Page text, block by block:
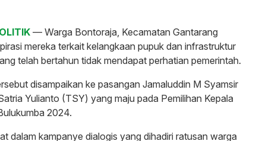
— Warga Bontoraja, Kecamatan Gantarang
mereka terkait kelangkaan pupuk dan infrastruktur
telah bertahun tidak mendapat perhatian pemerintah.
disampaikan ke pasangan Jamaluddin M Syamsir
Yulianto (TSY) yang maju pada Pemilihan Kepala
2024.
dalam kampanye dialogis yang dihadiri ratusan warga